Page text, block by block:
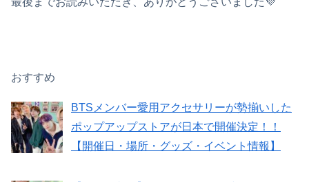
おすすめ
BTSメンバー愛用アクセサリーが勢揃いした
ポップアップストアが日本で開催決定！！
【開催日・場所・グッズ・イベント情報】